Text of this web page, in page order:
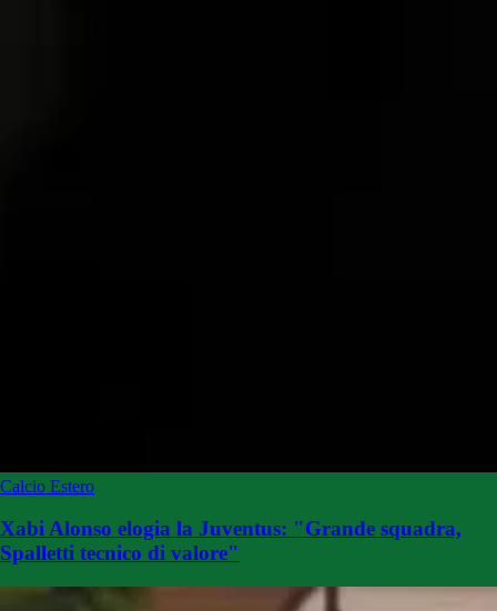
Calcio Estero
Xabi Alonso elogia la Juventus: "Grande squadra,
Spalletti tecnico di valore"